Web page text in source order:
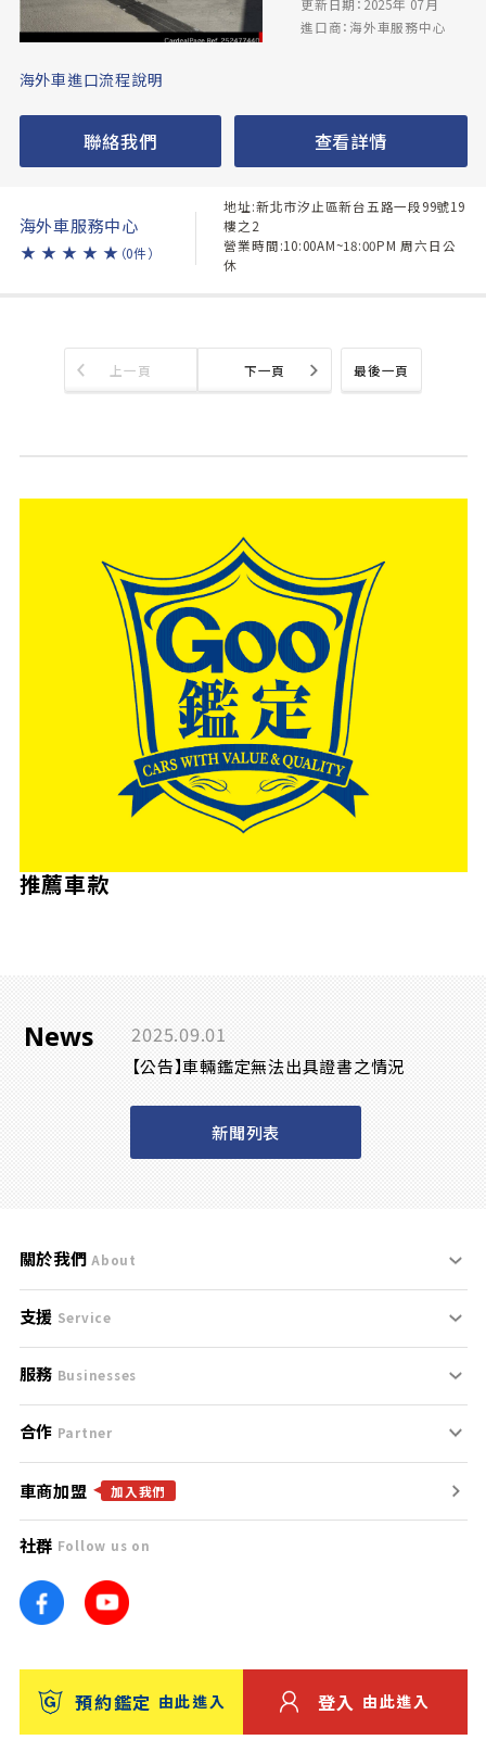
進口商：海外車服務中心
海外車進口流程說明
聯絡我們 查看詳情
海外車服務中心
★ ★ ★ ★ ★ （0件）
地址:新北市汐止區新台五路一段99號19
樓之2
營業時間:10:00AM~18:00PM 周六日公
休
最後一頁
上一頁 下一頁
推薦車款
News 2025.09.01
【公告】車輛鑑定無法出具證書之情況
新聞列表
關於我們 About
刊登規範
服務條款
免責聲明
隱私權政策
團隊
車訊網
台灣優良中古車商大獎
支援 Service
支援中心
聯絡我們
服務 Businesses
什麼是Goo鑑定？
找好車
找好店
找海外車
消費者評價
保固
合作 Partner
合作夥伴
廣告合作
車商加盟 加入我們
社群 Follow us on
預約鑑定 由此進入 登入 由此進入